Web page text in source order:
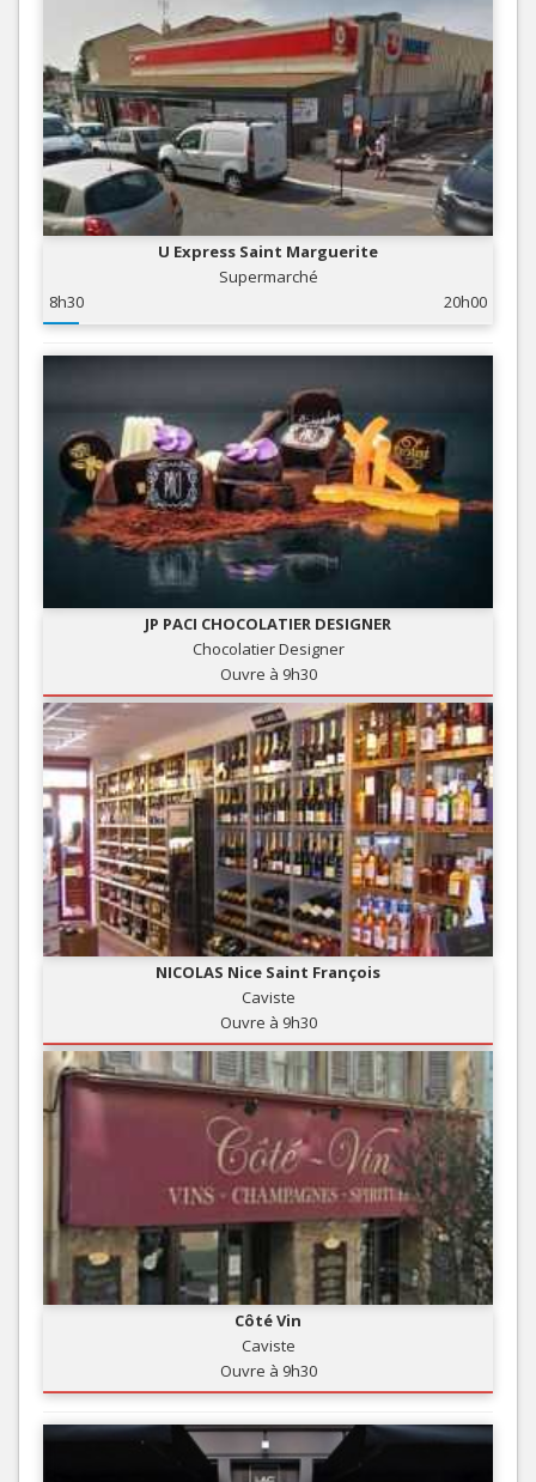
U Express Saint Marguerite
Supermarché
8h30
20h00
JP PACI CHOCOLATIER DESIGNER
Chocolatier Designer
Ouvre à 9h30
NICOLAS Nice Saint François
Caviste
Ouvre à 9h30
Côté Vin
Caviste
Ouvre à 9h30